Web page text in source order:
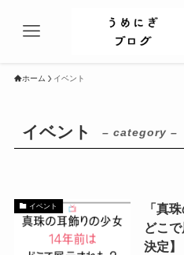
ホーム イベント
イベント – category –
イベント
「真
どこ
決定】